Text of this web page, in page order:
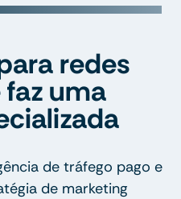
redes
uma
de tráfego pago e
de marketing